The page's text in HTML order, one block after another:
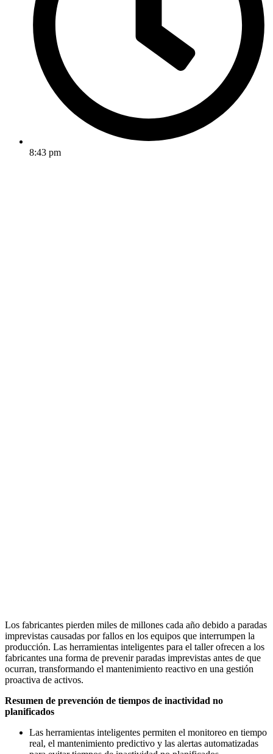
8:43 pm
Los fabricantes pierden miles de millones cada año debido a paradas
imprevistas causadas por fallos en los equipos que interrumpen la
producción. Las herramientas inteligentes para el taller ofrecen a los
fabricantes una forma de prevenir paradas imprevistas antes de que
ocurran, transformando el mantenimiento reactivo en una gestión
proactiva de activos.
Resumen de prevención de tiempos de inactividad no
planificados
Las herramientas inteligentes permiten el monitoreo en tiempo
real, el mantenimiento predictivo y las alertas automatizadas